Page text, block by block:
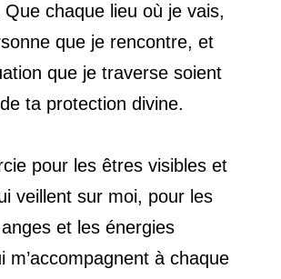
chaque lieu où je vais,
que je rencontre, et
que je traverse soient
ta protection divine.
pour les êtres visibles et
veillent sur moi, pour les
et les énergies
m’accompagnent à chaque